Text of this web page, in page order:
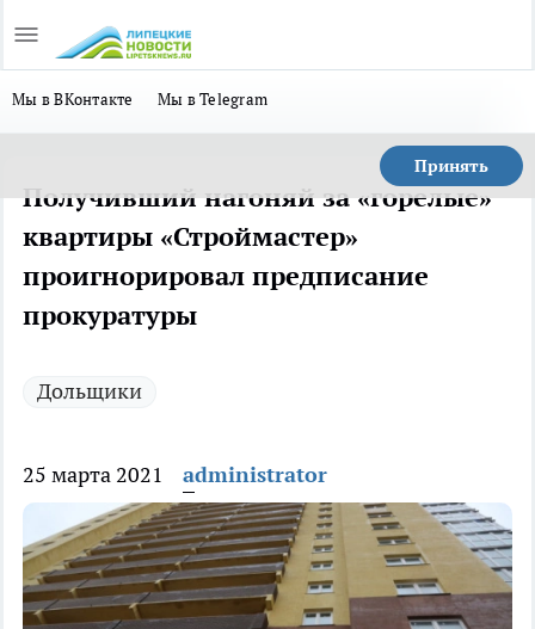
Мы в ВКонтакте Мы в Telegram
Принять
Получивший нагоняй за «горелые»
квартиры «Строймастер»
проигнорировал предписание
прокуратуры
Дольщики
25 марта 2021 administrator